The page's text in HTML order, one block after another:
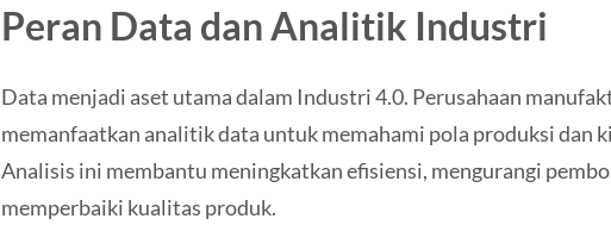
Peran Data dan Analitik Industri
Data menjadi aset utama dalam Industri 4.0. Perusahaan
memanfaatkan analitik data untuk memahami pola produksi dan
Analisis ini membantu meningkatkan efisiensi, mengurangi
memperbaiki kualitas produk.